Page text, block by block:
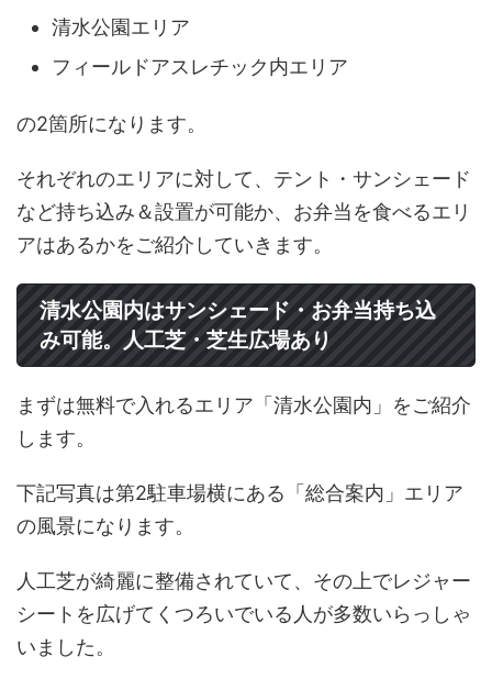
清水公園エリア
フィールドアスレチック内エリア
の2箇所になります。
それぞれのエリアに対して、テント・サンシェード
など持ち込み＆設置が可能か、お弁当を食べるエリ
アはあるかをご紹介していきます。
清水公園内はサンシェード・お弁当持ち込
み可能。人工芝・芝生広場あり
まずは無料で入れるエリア「清水公園内」をご紹介
します。
下記写真は第2駐車場横にある「総合案内」エリア
の風景になります。
人工芝が綺麗に整備されていて、その上でレジャー
シートを広げてくつろいでいる人が多数いらっしゃ
いました。